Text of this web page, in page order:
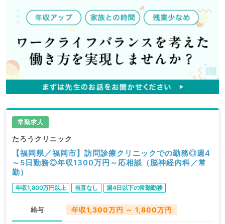
常勤求人
たろうクリニック
【福岡県／福岡市】訪問診療クリニックでの勤務◎週4
～5日勤務◎年収1300万円～応相談（脳神経内科／常
勤）
年収1,800万円以上 当直なし 週4日以下の常勤勤務
給与 年収1,300万円 ～ 1,800万円